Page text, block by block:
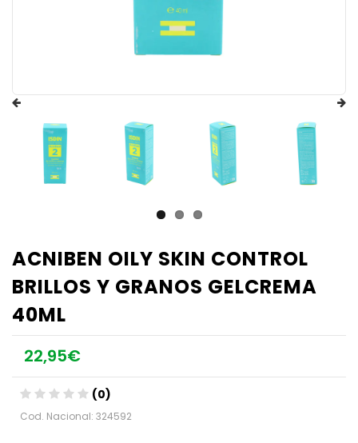
ACNIBEN OILY SKIN CONTROL
BRILLOS Y GRANOS GELCREMA
40ML
22,95€
(0)
Cod. Nacional: 324592